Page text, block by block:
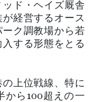
ド・ヘイズ厩舎
経営するオース
ーク調教場から若
入する形態をとる
上位戦線、特に
から100超えの一